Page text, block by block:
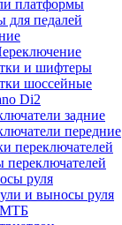
платформы
педалей
и шифтеры
шоссейные
Di2
задние
передние
переключателей
переключателей
руля
и выносы руля
МТБ